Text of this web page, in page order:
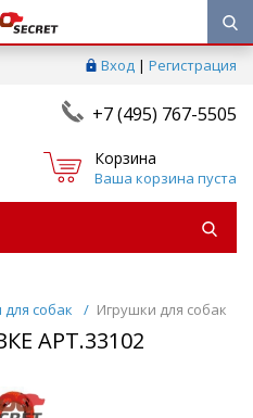
Вход | Регистрация
+7 (495) 767-5505
Корзина
Ваша корзина пуста
собак / Игрушки для собак
АРТ.33102